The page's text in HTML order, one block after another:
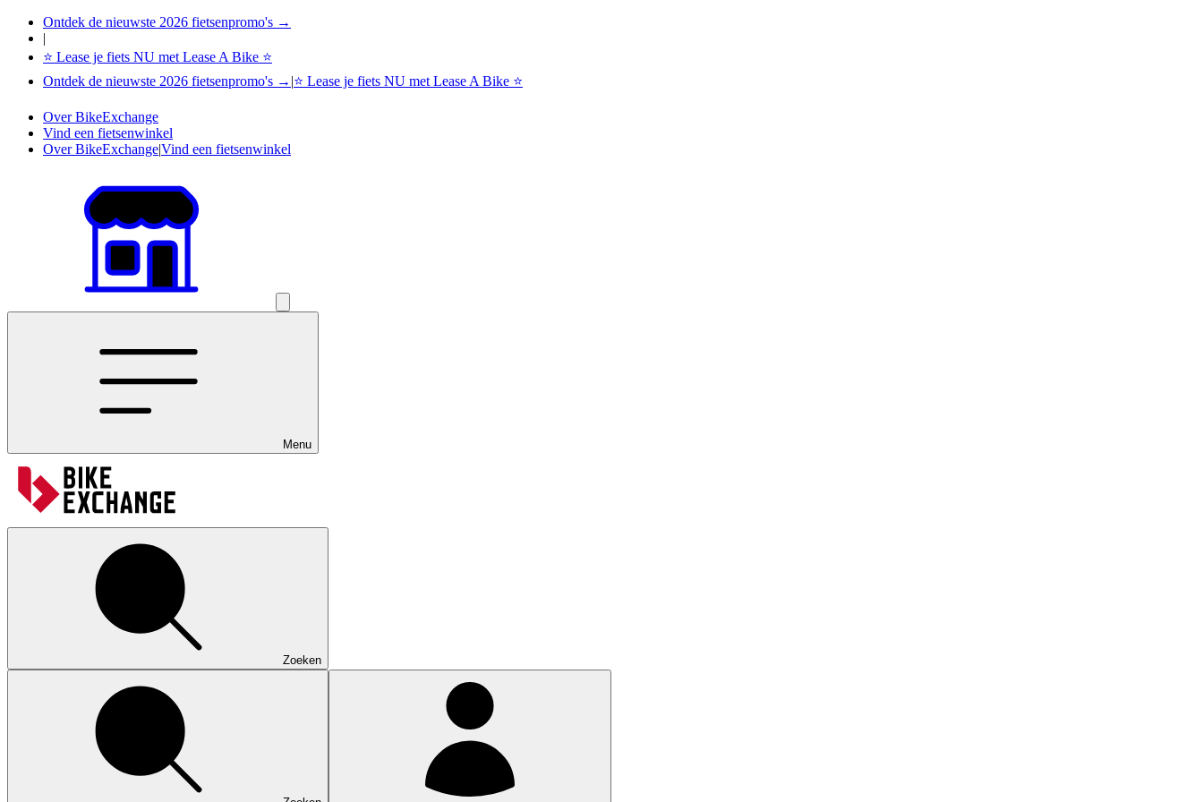
Ontdek de nieuwste 2026 fietsenpromo's →
|
⭐ Lease je fiets NU met Lease A Bike ⭐
Ontdek de nieuwste 2026 fietsenpromo's → |⭐ Lease je fiets NU met Lease A Bike ⭐
Over BikeExchange
Vind een fietsenwinkel
Over BikeExchange|Vind een fietsenwinkel
Menu
Zoeken